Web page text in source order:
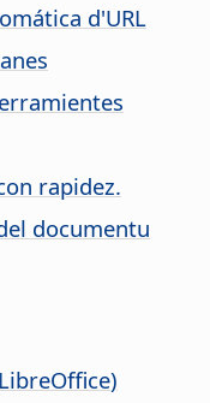
d'URL
rapidez.
documentu
LibreOffice)